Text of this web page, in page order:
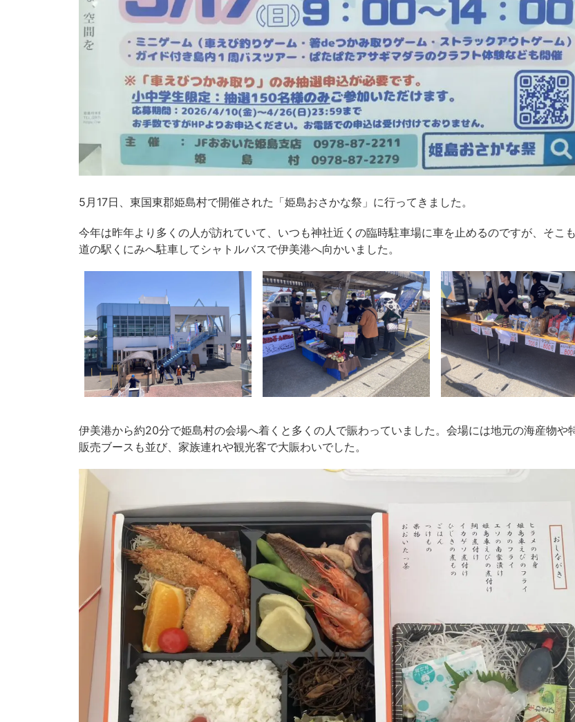
5月17日、東国東郡姫島村で開催された「姫島おさかな祭」に行ってきました。
今年は昨年より多くの人が訪れていて、いつも神社近くの臨時駐車場に車を止めるのですが、そこ
道の駅くにみへ駐車してシャトルバスで伊美港へ向かいました。
伊美港から約20分で姫島村の会場へ着くと多くの人で賑わっていました。会場には地元の海産物や
販売ブースも並び、家族連れや観光客で大賑わいでした。